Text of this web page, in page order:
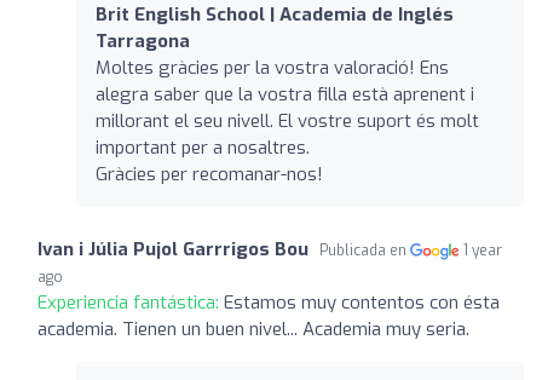
Brit English School | Academia de Inglés
Tarragona
Moltes gràcies per la vostra valoració! Ens
alegra saber que la vostra filla està aprenent i
millorant el seu nivell. El vostre suport és molt
important per a nosaltres.
Gràcies per recomanar-nos!
Ivan i Júlia Pujol Garrrigos Bou Publicada en
1 year
ago
Experiencia fantástica: Estamos muy contentos con ésta
academia. Tienen un buen nivel... Academia muy seria.